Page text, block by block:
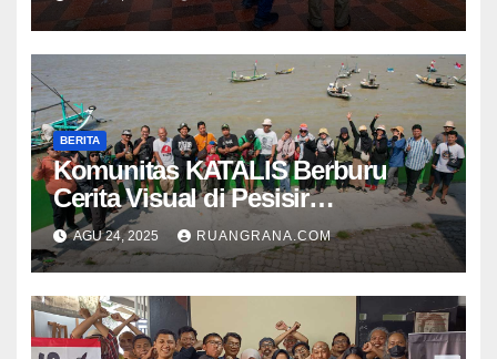
BERITA
Komunitas KATALIS Berburu
Cerita Visual di Pesisir
Nambangan
AGU 24, 2025 RUANGRANA.COM